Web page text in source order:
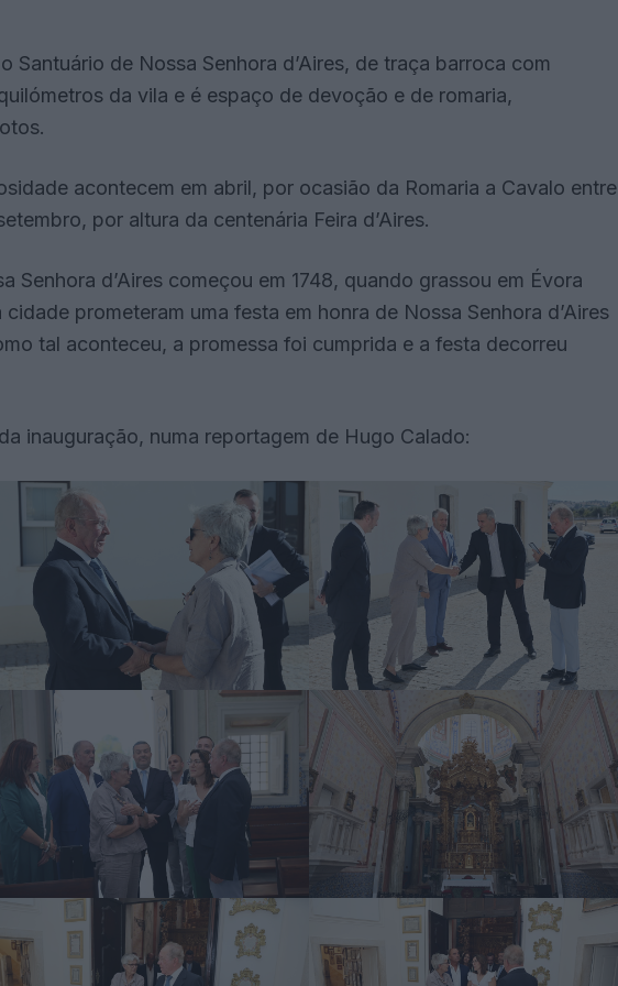
Santuário de Nossa Senhora d’Aires, de traça barroca com
da vila e é espaço de devoção e de romaria,
acontecem em abril, por ocasião da Romaria a Cavalo entre
por altura da centenária Feira d’Aires.
Senhora d’Aires começou em 1748, quando grassou em Évora
prometeram uma festa em honra de Nossa Senhora d’Aires
tal aconteceu, a promessa foi cumprida e a festa decorreu
inauguração, numa reportagem de Hugo Calado: